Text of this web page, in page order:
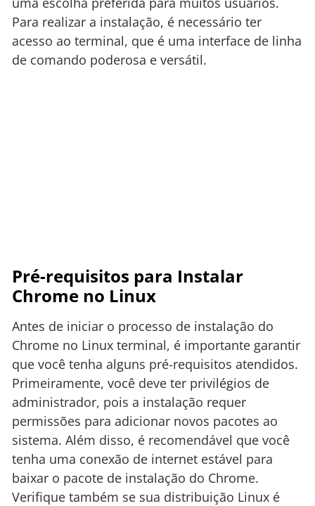
Para realizar a instalação, é necessário ter
acesso ao terminal, que é uma interface de linha
de comando poderosa e versátil.
Pré-requisitos para Instalar
Chrome no Linux
Antes de iniciar o processo de instalação do
Chrome no Linux terminal, é importante garantir
que você tenha alguns pré-requisitos atendidos.
Primeiramente, você deve ter privilégios de
administrador, pois a instalação requer
permissões para adicionar novos pacotes ao
sistema. Além disso, é recomendável que você
tenha uma conexão de internet estável para
baixar o pacote de instalação do Chrome.
Verifique também se sua distribuição Linux é